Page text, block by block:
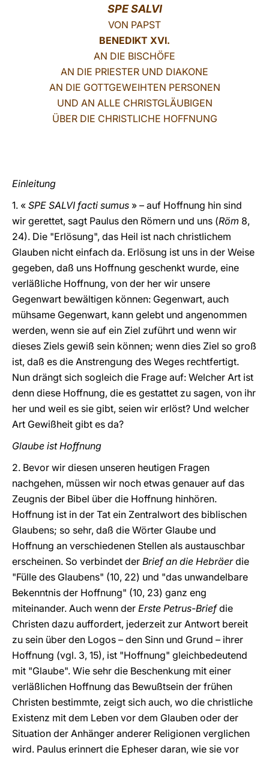
SPE SALVI
VON PAPST
BENEDIKT XVI.
AN DIE BISCHÖFE
AN DIE PRIESTER UND DIAKONE
AN DIE GOTTGEWEIHTEN PERSONEN
UND AN ALLE CHRISTGLÄUBIGEN
ÜBER DIE CHRISTLICHE HOFFNUNG
Einleitung
1. « SPE SALVI facti sumus » – auf Hoffnung hin sind
wir gerettet, sagt Paulus den Römern und uns (Röm 8,
24). Die "Erlösung", das Heil ist nach christlichem
Glauben nicht einfach da. Erlösung ist uns in der Weise
gegeben, daß uns Hoffnung geschenkt wurde, eine
verläßliche Hoffnung, von der her wir unsere
Gegenwart bewältigen können: Gegenwart, auch
mühsame Gegenwart, kann gelebt und angenommen
werden, wenn sie auf ein Ziel zuführt und wenn wir
dieses Ziels gewiß sein können; wenn dies Ziel so groß
ist, daß es die Anstrengung des Weges rechtfertigt.
Nun drängt sich sogleich die Frage auf: Welcher Art ist
denn diese Hoffnung, die es gestattet zu sagen, von ihr
her und weil es sie gibt, seien wir erlöst? Und welcher
Art Gewißheit gibt es da?
Glaube ist Hoffnung
2. Bevor wir diesen unseren heutigen Fragen
nachgehen, müssen wir noch etwas genauer auf das
Zeugnis der Bibel über die Hoffnung hinhören.
Hoffnung ist in der Tat ein Zentralwort des biblischen
Glaubens; so sehr, daß die Wörter Glaube und
Hoffnung an verschiedenen Stellen als austauschbar
erscheinen. So verbindet der Brief an die Hebräerdie
"Fülle des Glaubens" (10, 22) und "das unwandelbare
Bekenntnis der Hoffnung" (10, 23) ganz eng
miteinander. Auch wenn der Erste Petrus-Briefdie
Christen dazu auffordert, jederzeit zur Antwort bereit
zu sein über den Logos – den Sinn und Grund – ihrer
Hoffnung (vgl. 3, 15), ist "Hoffnung" gleichbedeutend
mit "Glaube". Wie sehr die Beschenkung mit einer
verläßlichen Hoffnung das Bewußtsein der frühen
Christen bestimmte, zeigt sich auch, wo die christliche
Existenz mit dem Leben vor dem Glauben oder der
Situation der Anhänger anderer Religionen verglichen
wird. Paulus erinnert die Epheser daran, wie sie vor